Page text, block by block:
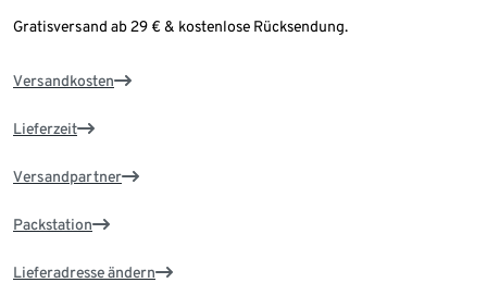
Gratisversand ab 29 € & kostenlose Rücksendung.
Versandkosten
Lieferzeit
Versandpartner
Packstation
Lieferadresse ändern